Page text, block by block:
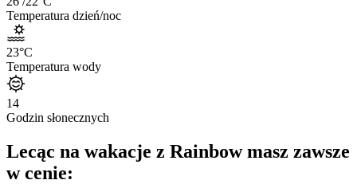
Temperatura dzień/noc
23°C
Temperatura wody
14
Godzin słonecznych
Lecąc na wakacje z Rainbow masz zawsze
w cenie: